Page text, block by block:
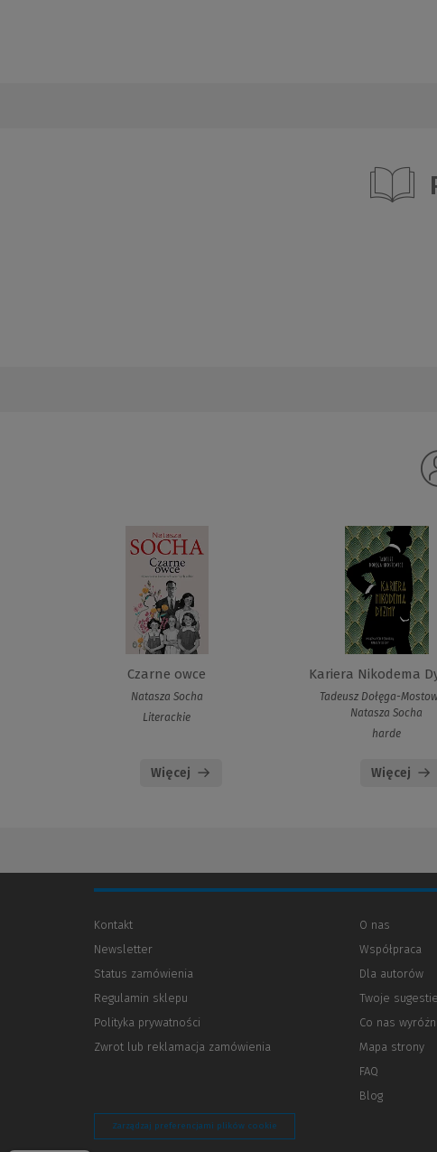
Czarne owce
Natasza Socha
Literackie
Więcej
Kariera Nikodema
Tadeusz Dołęga-
Natasza Socha
harde
Więcej
Kontakt
Newsletter
Status zamówienia
Regulamin sklepu
Polityka prywatności
innej
Zwrot lub reklamacja zamówienia
O nas
Współpraca
Dla autorów
Twoje sugestie
Co nas
Mapa strony
FAQ
Blog
Zarządzaj preferencjami plików cookie